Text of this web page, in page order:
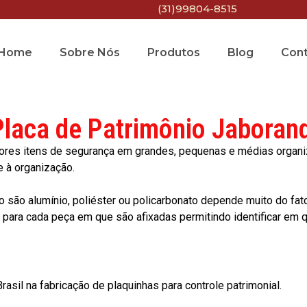
(31)99804-8515
Sobre Nós Produtos Blog
de Patrimônio
itens de segurança em grandes, pequenas e médias
organização.
são alumínio, poliéster ou policarbonato depende muito do
cada peça em que são afixadas permitindo identificar em
na fabricação de plaquinhas para controle patrimonial.